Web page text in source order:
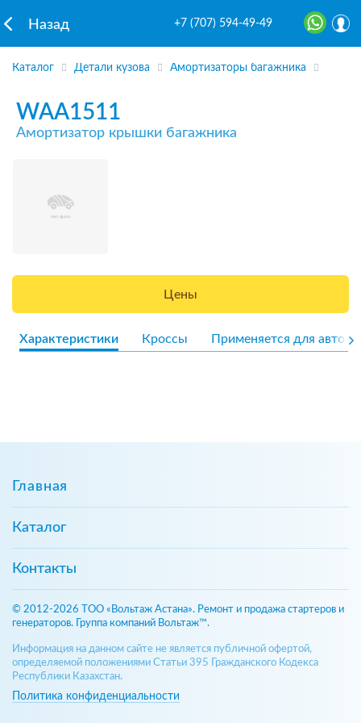
Назад +7 (707) 594-49-49
Каталог Детали кузова Амортизаторы багажника
WAA1511
Амортизатор крышки багажника
Цены
Характеристики Кроссы Применяется для авто
Главная
Каталог
Контакты
© 2012-2026 ТОО «Вольтаж Астана». Ремонт и продажа стартеров и
генераторов. Группа компаний Вольтаж™.
Информация на данном сайте не является публичной офертой,
определяемой положениями Статьи 395 Гражданского Кодекса
Республики Казахстан.
Политика конфиденциальности